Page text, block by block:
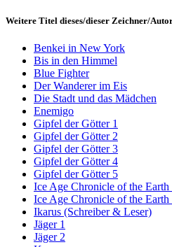
Weitere Titel dieses/dieser Zeichner/
Benkei in New York
Bis in den Himmel
Blue Fighter
Der Wanderer im Eis
Die Stadt und das Mädchen
Enemigo
Gipfel der Götter 1
Gipfel der Götter 2
Gipfel der Götter 3
Gipfel der Götter 4
Gipfel der Götter 5
Ice Age Chronicle of the Earth
Ice Age Chronicle of the Earth
Ikarus (Schreiber & Leser)
Jäger 1
Jäger 2